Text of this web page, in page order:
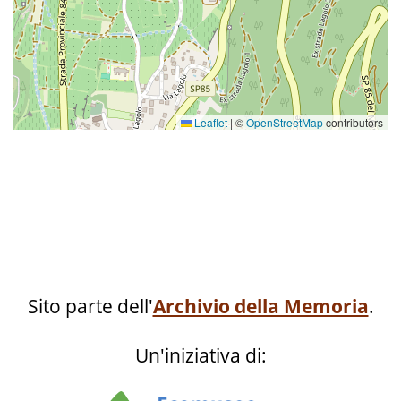
Leaflet|©OpenStreetMapcontributors
Sito parte dell'Archivio della Memoria.
Un'iniziativa di: